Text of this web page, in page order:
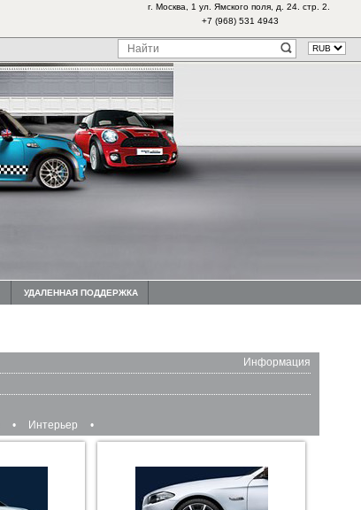
г. Москва, 1 ул. Ямского поля, д. 24. стр. 2.
+7 (968) 531 4943
УДАЛЕННАЯ ПОДДЕРЖКА
Информация
• Интерьер •